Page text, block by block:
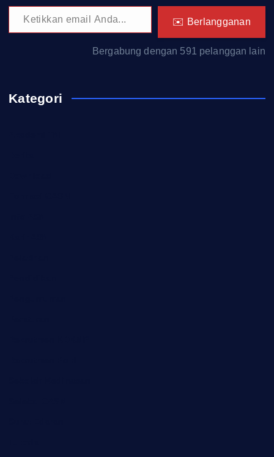
Ketikkan email Anda...
✉️ Berlangganan
Bergabung dengan 591 pelanggan lain
Kategori